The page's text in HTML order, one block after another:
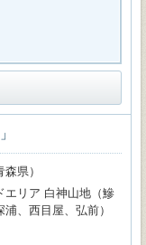
県）
エリア 白神山地（鰺
浦、西目屋、弘前）